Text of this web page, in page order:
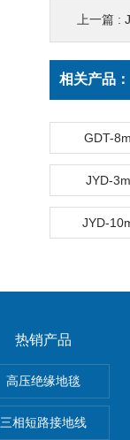
上一篇 :
相关产品：
GDT-
JYD-
JYD-
热销产品
高压绝缘地毯
三相短路接地线